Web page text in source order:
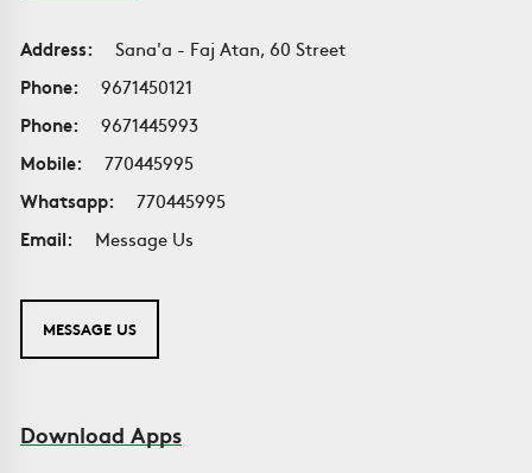
Address:
Sana'a - Faj Atan, 60 Street
Phone:
9671450121
Phone:
9671445993
Mobile:
770445995
Whatsapp:
770445995
Email:
Message Us
MESSAGE US
Download Apps